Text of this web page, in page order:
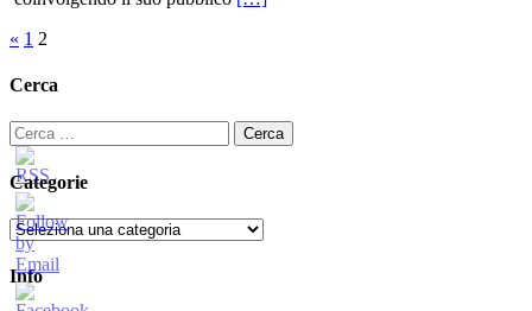
Paginazione
degli
« 1 2
Cerca
Ricerca
per:
Categorie
Categorie
Info